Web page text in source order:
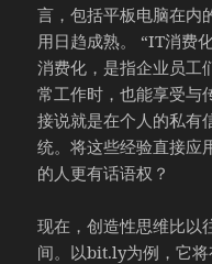
言，包括平板电脑在内
用日趋成熟。 “IT消费
消费化，是指企业员工
常工作时，也能享受与
接说就是在个人的私有
统。将这些经验直接应
的人更有话语权？
现在，创造性思维比以
间。以bit.ly为例，它